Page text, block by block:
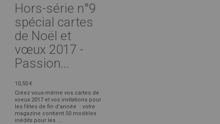
Hors-série n°9
spécial cartes
de Noël et
vœux 2017 -
Passion...
10,50 €
Créez vous-même vos cartes de
voeux 2017 et vos invitations pour
les fêtes de fin d'année : votre
magazine contient 50 modèles
inédits pour les ...